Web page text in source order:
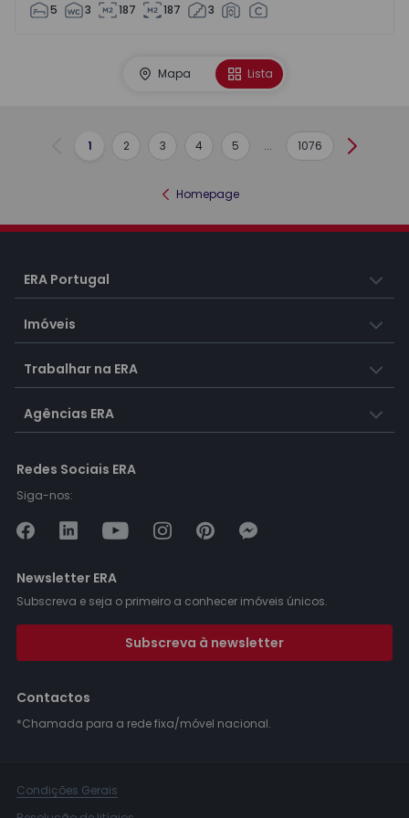
5 3 187 187 3
Mapa Lista
Anterior
1 2 3 4 5 ... 1076
Homepage
ERA Portugal
Imóveis
Trabalhar na ERA
Agências ERA
Redes Sociais ERA
Siga-nos:
Newsletter ERA
Subscreva e seja o primeiro a conhecer imóveis únicos.
Subscreva à newsletter
Contactos
*Chamada para a rede fixa/móvel nacional.
Condições Gerais